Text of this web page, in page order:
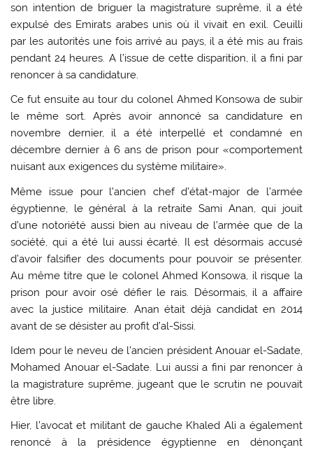
son intention de briguer la magistrature suprême, il a été
expulsé des Emirats arabes unis où il vivait en exil. Ceuilli
par les autorités une fois arrivé au pays, il a été mis au frais
pendant 24 heures. A l’issue de cette disparition, il a fini par
renoncer à sa candidature.
Ce fut ensuite au tour du colonel Ahmed Konsowa de subir
le même sort. Après avoir annoncé sa candidature en
novembre dernier, il a été interpellé et condamné en
décembre dernier à 6 ans de prison pour «comportement
nuisant aux exigences du système militaire».
Même issue pour l’ancien chef d’état-major de l’armée
égyptienne, le général à la retraite Sami Anan, qui jouit
d’une notoriété aussi bien au niveau de l’armée que de la
société, qui a été lui aussi écarté. Il est désormais accusé
d’avoir falsifier des documents pour pouvoir se présenter.
Au même titre que le colonel Ahmed Konsowa, il risque la
prison pour avoir osé défier le rais. Désormais, il a affaire
avec la justice militaire. Anan était déjà candidat en 2014
avant de se désister au profit d’al-Sissi.
Idem pour le neveu de l’ancien président Anouar el-Sadate,
Mohamed Anouar el-Sadate. Lui aussi a fini par renoncer à
la magistrature suprême, jugeant que le scrutin ne pouvait
être libre.
Hier, l’avocat et militant de gauche Khaled Ali a également
renoncé à la présidence égyptienne en dénonçant